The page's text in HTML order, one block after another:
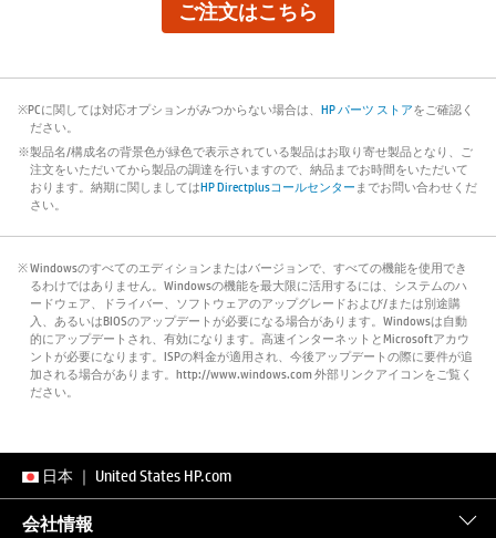
※PCに関しては対応オプションがみつからない場合は、 HP パーツ ストアをご確認く
ださい。
※製品名/構成名の背景色が緑色で表示されている製品はお取り寄せ製品となり、ご
注文をいただいてから製品の調達を行いますので、納品までお時間をいただいて
おります。納期に関しましてはHP Directplusコールセンター までお問い合わせくだ
さい。
※ Windowsのすべてのエディションまたはバージョンで、すべての機能を使用でき
るわけではありません。Windowsの機能を最大限に活用するには、システムのハ
ードウェア、ドライバー、ソフトウェアのアップグレードおよび/または別途購
入、あるいはBIOSのアップデートが必要になる場合があります。Windowsは自動
的にアップデートされ、有効になります。高速インターネットとMicrosoftアカウ
ントが必要になります。ISPの料金が適用され、今後アップデートの際に要件が追
加される場合があります。http://www.windows.com 外部リンクアイコンをご覧く
ださい。
日本 ｜ United States HP.com
会社情報